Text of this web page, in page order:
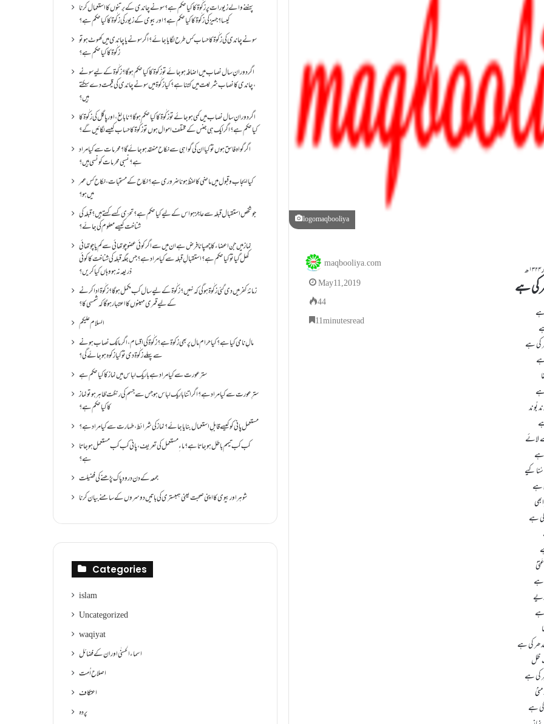
logomaqbooliya
کی ہے
ہے
لائے
ہے
کیے
ہے
ہے
ظل
ہے
maqbooliya.com
May 11, 2019
44
11 minutes read
پہننے والے زیورات پر زکٰوۃ کا کیا حکم ہے؟ سونے چاندی کے برتنوں کا استعمال کرنا
کیسا؟ جہیز کی زکٰوۃ کا کیا حکم ہے؟ اور بیوی کے زیور کی زکٰوۃ کا کیا حکم ہے؟
سونے چاندی کی زکٰوۃ کا حساب کس طرح لگایا جائے؟ اگر سونے یا چاندی میں کھوٹ ہو تو
زکٰوۃ کا کیا حکم ہے؟
اگر دورانِ سال نصاب میں اضافہ ہو جائے تو زکوۃ کا کیا حکم ہو گا؟ زکٰوۃ کے لیے سونے
،چاندی کا نصاب شریعت میں کتنا ہے؟ کیا زکٰوۃ میں سونے چاندی کی قیمت دے سکتے
ہیں؟
اگر دورانِ سال نصاب میں کمی ہو جائے تو زکٰوۃ کا کیا حکم ہو گا؟ نا بالغ ، اور پاگل کی زکٰوۃ کا
کیا حکم ہے؟ اگر ایک ہی جنس کے مختلف اموال ہوں تو زکٰوۃ کا حساب کیسے لگائیں گے؟
اگر گواہ فاسق ہوں تو کیا ان کی گواہی سے نکاح منعقد ہو جائے گا؟ محرمات سے کیا مراد
ہے؟ نسبی محرمات کونسی ہیں؟
کیا ایجاب و قبول میں ماضی کا لفظ ہونا ضروری ہے؟ نکاح کے مستحبات، نکاح کس عمر
میں ہو؟
جو شخص استقبال قبلہ سے عاجز ہو اس کے لیے کیا حکم ہے؟ تحرّی کسے کہتے ہیں؟ قبلہ کی
شناخت کیسے معلوم کی جائے؟
نماز میں جن اعضاء کا چھپانا فرض ہے ان میں سے اگر کوئی عضو چوتھائی سے کم یا چوتھائی
کھل گیا تو کیا حکم ہے؟استقبالِ قبلہ سے کیا مراد ہے؟جس جگہ قبلہ کی شناخت کا کوئی
ذریعہ نہ ہو وہاں کیا کریں؟
زمانۂ کفر میں دی گئی زکٰوۃ ہو گی کہ نہیں؟زکٰوۃ کے لیے سال کب مکمل ہو گا؟زکٰوۃ ادا کرنے
کے لیے قمری مہینوں کا اعتبار ہو گا کہ شمسی کا؟
السلام علیکم
مالِ نامی کیا ہے؟ کیا حرام مال پر بھی زکوۃ ہے؟ زکٰوۃ کی اقسام ،اگر مالک نصاب ہونے
سے پہلے زکٰوۃ دی تو کیا زکوه ہو جائےگی؟
ستر عورت سے کیا مراد ہے باریک لباس میں نماز کا کیا حکم ہے
سترِ عورت سے کیا مراد ہے؟اگر اتنا باریک لباس ہو جس سے جسم کی رنگت ظاہر ہو تو نماز
کا کیا حکم ہے؟
مستعمل پانی کو کیسے قابلِ استعمال بنایا جائے؟ نماز کی شرائط ،طہارت سے کیا مراد ہے؟
کب کب تیمم باطل ہو جاتا ہے؟ ماءِ مستعمل کی تعریف ،پانی کب کب مستعمل ہو جاتا
ہے؟
جمعہ کے دن درود پاک پڑھنے کی فضیلت
شوہر اور بیوی کا اپنی صحبت یعنی ہمبستری کی باتیں دوسروں کے سامنے بیان کرنا
Categories
islam
Uncategorized
waqiyat
اسماءالحسنٰی اور ان کے فضائل
اصلاح اُمت
اعتکاف
پردہ